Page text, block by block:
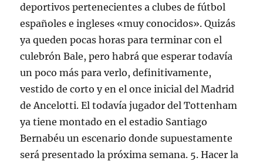
deportivos pertenecientes a clubes de fútbol
españoles e ingleses «muy conocidos». Quizás
ya queden pocas horas para terminar con el
culebrón Bale, pero habrá que esperar todavía
un poco más para verlo, definitivamente,
vestido de corto y en el once inicial del Madrid
de Ancelotti. El todavía jugador del Tottenham
ya tiene montado en el estadio Santiago
Bernabéu un escenario donde supuestamente
será presentado la próxima semana. 5. Hacer la